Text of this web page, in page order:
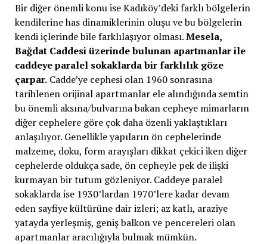
Bir diğer önemli konu ise Kadıköy’deki farklı bölgelerin
kendilerine has dinamiklerinin oluşu ve bu bölgelerin
kendi içlerinde bile farklılaşıyor olması.Mesela,
Bağdat Caddesi üzerinde bulunan apartmanlar ile
caddeye paralel sokaklarda bir farklılık göze
çarpar.Cadde’ye cephesi olan 1960 sonrasına
tarihlenen orijinal apartmanlar ele alındığında semtin
bu önemli aksına/bulvarına bakan cepheye mimarların
diğer cephelere göre çok daha özenli yaklaştıkları
anlaşılıyor. Genellikle yapıların ön cephelerinde
malzeme, doku, form arayışları dikkat çekici iken diğer
cephelerde oldukça sade, ön cepheyle pek de ilişki
kurmayan bir tutum gözleniyor. Caddeye paralel
sokaklarda ise 1930’lardan 1970’lere kadar devam
eden sayfiye kültürüne dair izleri; az katlı, araziye
yatayda yerleşmiş, geniş balkon ve pencereleri olan
apartmanlar aracılığıyla bulmak mümkün.